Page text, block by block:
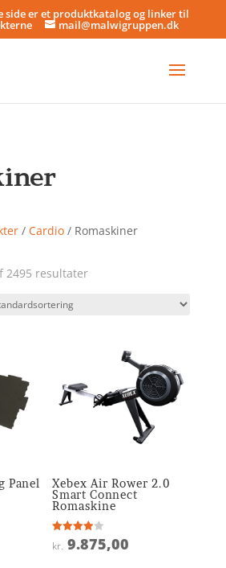
side er et produktkatalog og linker til
mail@malwigruppen.dk
/ Cardio/ Romaskiner
2495 resultater
Panel
Xebex Air Rower 2.0
Smart Connect
Romaskine
Vurderet
3.9
kr. 9.875,00